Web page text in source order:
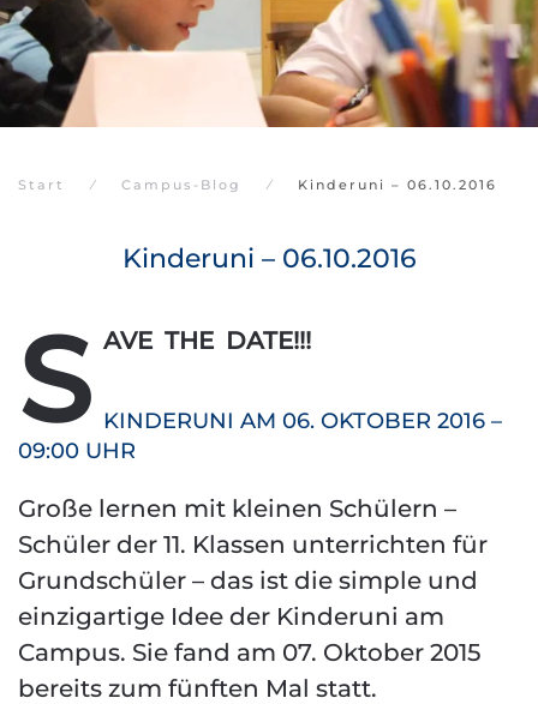
Start Campus-Blog Kinderuni – 06.10.2016
Kinderuni – 06.10.2016
S AVE THE DATE!!!
KINDERUNI AM 06. OKTOBER 2016 –
09:00 UHR
Große lernen mit kleinen Schülern –
Schüler der 11. Klassen unterrichten für
Grundschüler – das ist die simple und
einzigartige Idee der Kinderuni am
Campus. Sie fand am 07. Oktober 2015
bereits zum fünften Mal statt.